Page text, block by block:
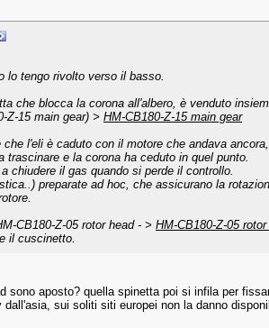
lo tengo rivolto verso il basso.
che blocca la corona all'albero, è venduto
Z-15 main gear) > HM-CB180-Z-15 main gear
l'eli è caduto con il motore che andava
e la corona ha ceduto in quel punto.
chiudere il gas quando si perde il controllo.
preparate ad hoc, che assicurano la
CB180-Z-05 rotor head - > HM-CB180-Z-05 rotor
il cuscinetto.
sono aposto? quella spinetta poi si infila per
sui soliti siti europei non la danno